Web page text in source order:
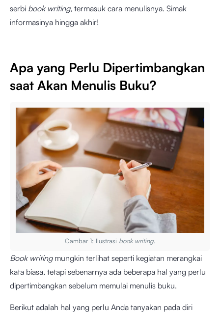
serbi book writing, termasuk cara menulisnya. Simak
informasinya hingga akhir!
Apa yang Perlu Dipertimbangkan
saat Akan Menulis Buku?
Gambar 1: Ilustrasi book writing.
Book writingmungkin terlihat seperti kegiatan merangkai
kata biasa, tetapi sebenarnya ada beberapa hal yang perlu
dipertimbangkan sebelum memulai menulis buku.
Berikut adalah hal yang perlu Anda tanyakan pada diri